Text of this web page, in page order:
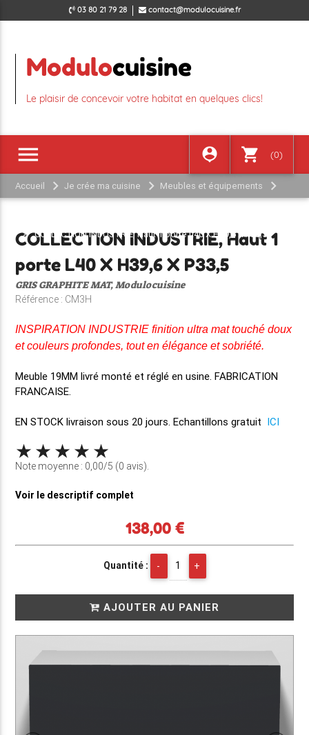
03 80 21 79 28 contact@modulocuisine.fr
Modulocuisine
Le plaisir de concevoir votre habitat en quelques clics!
person_pin shopping_cart (0)
menu
Accueil Je crée ma cuisine Meubles et équipements
COLLECTION INDUSTRIE, Haut 1 porte L40 X H39,6 X P33,5
COLLECTION INDUSTRIE, Haut 1
porte L40 X H39,6 X P33,5
GRIS GRAPHITE MAT, Modulocuisine
Référence : CM3H
INSPIRATION INDUSTRIE finition ultra mat touché doux
et couleurs profondes, tout en élégance et sobriété.
Meuble 19MMlivré monté et réglé en usine. FABRICATION
FRANCAISE.
EN STOCK livraison sous 20 jours. Echantillons gratuit ICI
Note moyenne : 0,00/5 (0 avis).
Voir le descriptif complet
138,00 €
Quantité :
AJOUTER AU PANIER